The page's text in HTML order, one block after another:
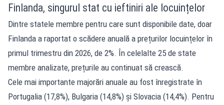
Finlanda, singurul stat cu ieftiniri ale locuințelor
Dintre statele membre pentru care sunt disponibile date, doar
Finlanda a raportat o scădere anuală a prețurilor locuințelor în
primul trimestru din 2026, de 2%. În celelalte 25 de state
membre analizate, prețurile au continuat să crească.
Cele mai importante majorări anuale au fost înregistrate în
Portugalia (17,8%), Bulgaria (14,8%) și Slovacia (14,4%). Pentru